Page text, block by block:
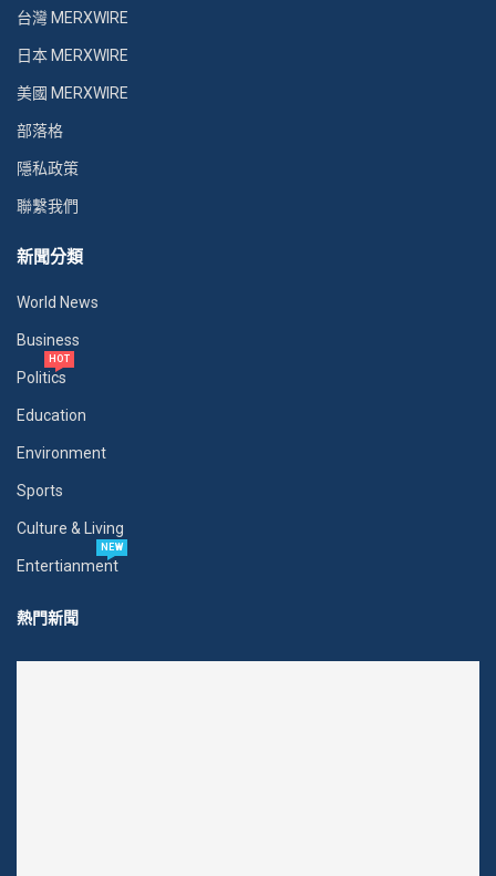
台灣 MERXWIRE
日本 MERXWIRE
美國 MERXWIRE
部落格
隱私政策
聯繫我們
新聞分類
World News
Business
Politics
HOT
Education
Environment
Sports
Culture & Living
Entertianment
NEW
熱門新聞